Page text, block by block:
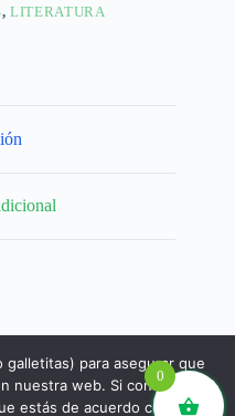
,LITERATURA
0
galletitas) para asegurar que
nuestra web. Si continúas
estás de acuerdo con ello.